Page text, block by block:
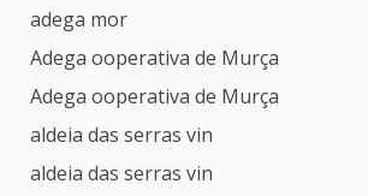
adega mor
Adega ooperativa de Murça
Adega ooperativa de Murça
aldeia das serras vin
aldeia das serras vin